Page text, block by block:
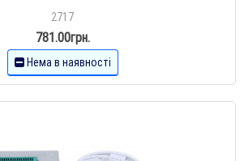
2717
781.00грн.
Нема в наявності